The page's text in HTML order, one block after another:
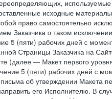
исходные
право самостоятельно
Заказчика о таком
5 (пяти) рабочих дней с
Страницы Заказчика на
(далее — Макет первого
5 (пяти) рабочих дней с
об утверждении Макета
его Исполнителю. В